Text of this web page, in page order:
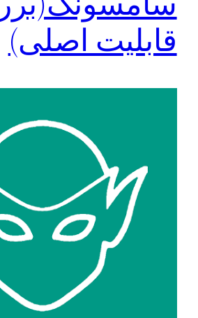
قابلیت اصلی)